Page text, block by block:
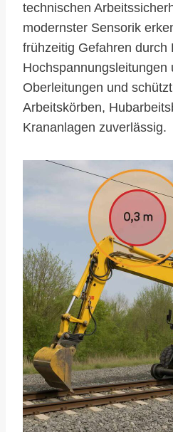
technischen
modernster Sensorik
frühzeitig Gefahren durch
Hochspannungsleitungen
Oberleitungen und
Arbeitskörben,
Krananlagen zuverlässig.